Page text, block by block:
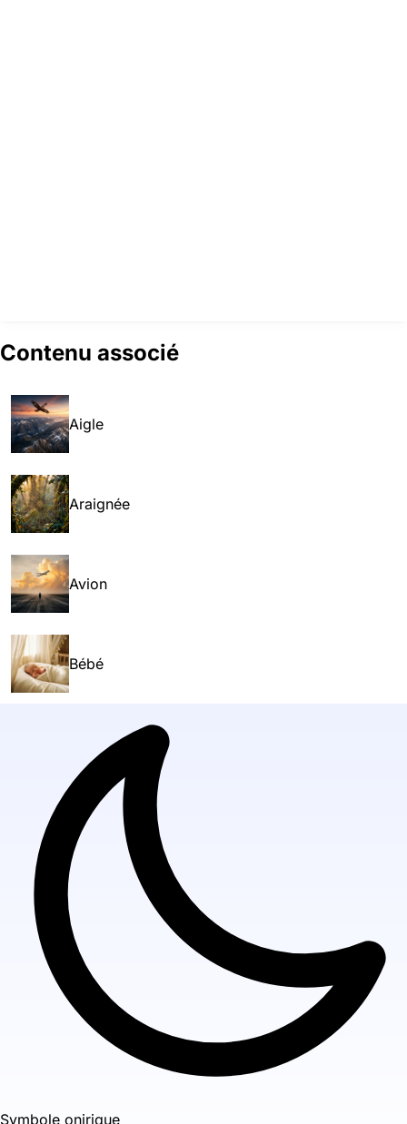
Contenu associé
Aigle
Araignée
Avion
Bébé
Symbole onirique